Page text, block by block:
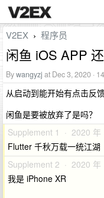
V2EX › 程序员
闲鱼 iOS APP
Bywangyzj at Dec 3, 2020 ·
从启动到能开始有点击反
闲鱼是要被放弃了是吗？
Supplement 1 · 2020 年
Flutter 千秋万载一统江湖
Supplement 2 · 2020 年
我是 iPhone XR